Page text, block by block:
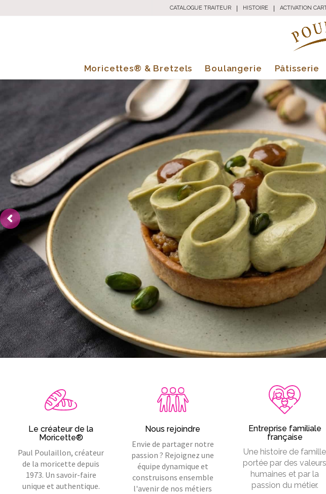
CATALOGUE TRAITEUR HISTOIRE ACTIVATION
Moricettes® & Bretzels Boulangerie Pâtisserie
Le créateur de la
Moricette®
Paul Poulaillon, créateur
de la moricette depuis
1973. Un savoir-faire
unique et authentique.
Nous rejoindre
Envie de partager notre
passion ? Rejoignez une
équipe dynamique et
construisons ensemble
l'avenir de nos métiers
Entreprise familiale
française
Une histoire de famille
portée par des valeurs
humaines et par la
passion du métier.